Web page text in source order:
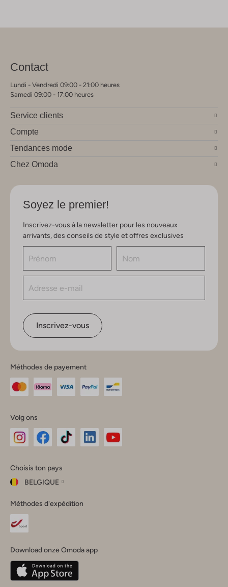
Contact
Lundi - Vendredi 09:00 - 21:00 heures
Samedi 09:00 - 17:00 heures
Service clients
Compte
Tendances mode
Chez Omoda
Soyez le premier!
Inscrivez-vous à la newsletter pour les nouveaux
arrivants, des conseils de style et offres exclusives
Inscrivez-vous
Méthodes de payement
Volg ons
Instagram
Facebook
TikTok
Choisis ton pays
BELGIQUE
ton
pays
Fermer
Belgique(Français)
Deutschland
Méthodes d'expédition
Download onze Omoda app